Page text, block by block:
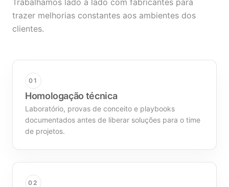
Trabalhamos lado a lado com fabricantes para
trazer melhorias constantes aos ambientes dos
clientes.
01
Homologação técnica
Laboratório, provas de conceito e playbooks
documentados antes de liberar soluções para o time
de projetos.
02